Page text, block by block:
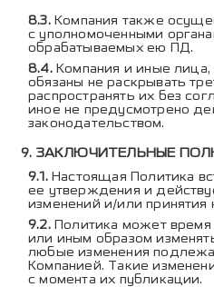
Компания также
с уполномоченными
обрабатываемых ею ПД.
Компания и иные
обязаны не раскрывать
распространять их без
иное не предусмотрено
законодательством.
ЗАКЛЮЧИТЕЛЬНЫЕ
Настоящая Политика
ее утверждения и
изменений и/или принятия
Политика может время
или иным образом
любые изменения
Компанией. Такие
с момента их публикации.